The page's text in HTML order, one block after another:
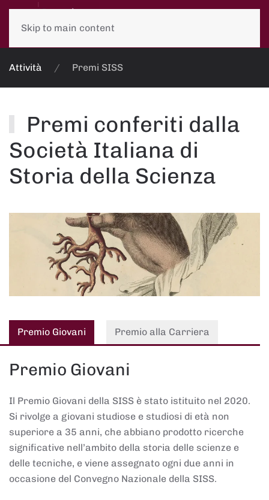
Skip to main content
Attività Premi SISS
Premi conferiti dalla
Società Italiana di
Storia della Scienza
Premio Giovani Premio alla Carriera
Premio Giovani
Il Premio Giovani della SISS è stato istituito nel 2020.
Si rivolge a giovani studiose e studiosi di età non
superiore a 35 anni, che abbiano prodotto ricerche
significative nell’ambito della storia delle scienze e
delle tecniche, e viene assegnato ogni due anni in
occasione del Convegno Nazionale della SISS.